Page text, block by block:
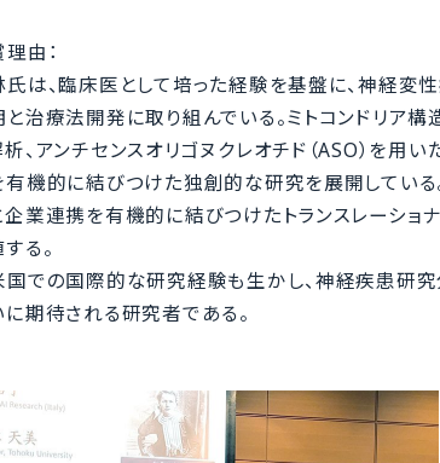
由：
は、臨床医として培った経験を基盤に、神経変
治療法開発に取り組んでいる。ミトコンドリア
析、アンチセンスオリゴヌクレオチド（ASO）を
有機的に結びつけた独創的な研究を展開してい
企業連携を有機的に結びつけたトランスレーショ
る。
での国際的な研究経験も生かし、神経疾患研
に期待される研究者である。